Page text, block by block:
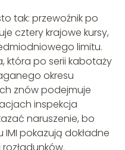
tak: przewoźnik po
cztery krajowe kursy,
limitu.
która po serii kabotaży
okresu
znów podejmuje
inspekcja
naruszenie, bo
pokazują dokładne